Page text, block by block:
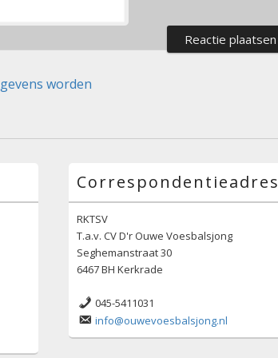
worden
Correspondentieadres
RKTSV
T.a.v. CV D'r Ouwe Voesbalsjong
Seghemanstraat 30
6467 BH Kerkrade
045-5411031
info@ouwevoesbalsjong.nl